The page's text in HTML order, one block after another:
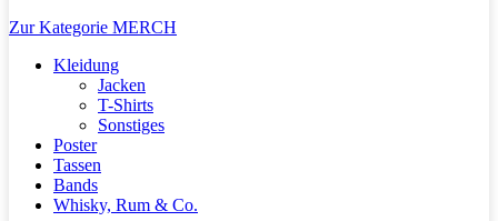
Zur Kategorie MERCH
Kleidung
Jacken
T-Shirts
Sonstiges
Poster
Tassen
Bands
Whisky, Rum & Co.